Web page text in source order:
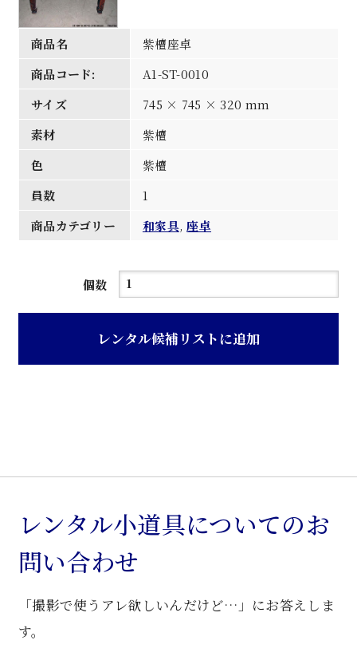
商品名
紫檀座卓
商品コード:
A1-ST-0010
サイズ
745 × 745 × 320 mm
素材
紫檀
色
紫檀
員数
1
商品カテゴリー
和家具,座卓
個数
紫
卓
レンタル候補リストに追加
レンタル小道具についてのお
問い合わせ
「撮影で使うアレ欲しいんだけど…」にお答えしま
す。